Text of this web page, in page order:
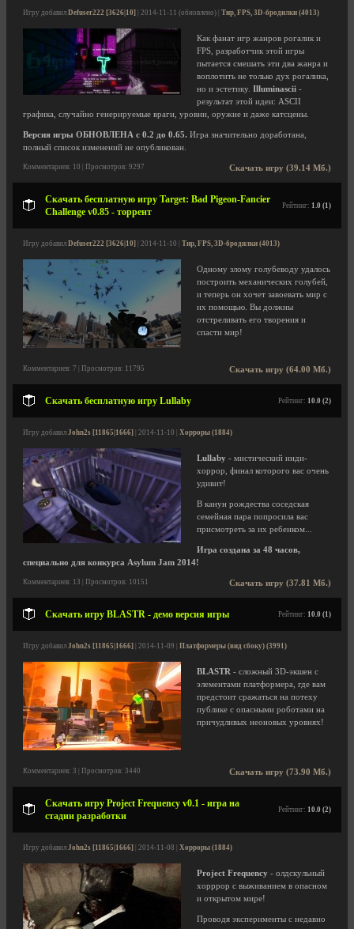
Игру добавил Defuser222 [3626|10] | 2014-11-11 (обновлено) | Тир, FPS, 3D-бродилки (4013)
Как фанат игр жанров рогалик и
FPS, разработчик этой игры
пытается смешать эти два жанра и
воплотить не только дух рогалика,
но и эстетику. Illuminascii -
результат этой идеи: ASCII
графика, случайно генерируемые враги, уровни, оружие и даже катсцены.
Версия игры ОБНОВЛЕНА с 0.2 до 0.65. Игра значительно доработана,
полный список изменений не опубликован.
Скачать игру (39.14 Мб.)
Комментариев: 10 | Просмотров: 9297
Скачать бесплатную игру Target: Bad Pigeon-Fancier
Challenge v0.85 - торрент
Рейтинг: 1.0 (1)
Игру добавил Defuser222 [3626|10] | 2014-11-10 | Тир, FPS, 3D-бродилки (4013)
Одному злому голубеводу удалось
построить механических голубей,
и теперь он хочет завоевать мир с
их помощью. Вы должны
отстреливать его творения и
спасти мир!
Скачать игру (64.00 Мб.)
Комментариев: 7 | Просмотров: 11795
Скачать бесплатную игру Lullaby Рейтинг: 10.0 (2)
Игру добавил John2s [11865|1666] | 2014-11-10 | Хорроры (1884)
Lullaby - мистический инди-
хоррор, финал которого вас очень
удивит!
В канун рождества соседская
семейная пара попросила вас
присмотреть за их ребенком...
Игра создана за 48 часов,
специально для конкурса Asylum Jam 2014!
Скачать игру (37.81 Мб.)
Комментариев: 13 | Просмотров: 10151
Скачать игру BLASTR - демо версия игры Рейтинг: 10.0 (1)
Игру добавил John2s [11865|1666] | 2014-11-09 | Платформеры (вид сбоку) (3991)
BLASTR - сложный 3D-экшен с
элементами платформера, где вам
предстоит сражаться на потеху
публике с опасными роботами на
причудливых неоновых уровнях!
Скачать игру (73.90 Мб.)
Комментариев: 3 | Просмотров: 3440
Скачать игру Project Frequency v0.1 - игра на
стадии разработки
Рейтинг: 10.0 (2)
Игру добавил John2s [11865|1666] | 2014-11-08 | Хорроры (1884)
Project Frequency - олдскульный
хорррор с выживанием в опасном
и открытом мире!
Проводя эксперименты с недавно